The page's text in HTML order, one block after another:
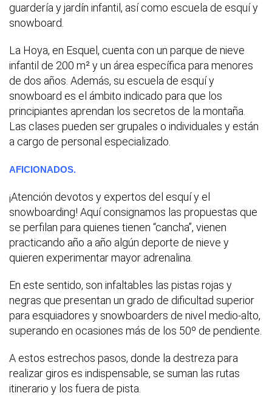
guardería y jardín infantil, así como escuela de esquí y
snowboard.
La Hoya, en Esquel, cuenta con un parque de nieve
infantil de 200 m² y un área específica para menores
de dos años. Además, su escuela de esquí y
snowboard es el ámbito indicado para que los
principiantes aprendan los secretos de la montaña.
Las clases pueden ser grupales o individuales y están
a cargo de personal especializado.
AFICIONADOS.
¡Atención devotos y expertos del esquí y el
snowboarding! Aquí consignamos las propuestas que
se perfilan para quienes tienen “cancha”, vienen
practicando año a año algún deporte de nieve y
quieren experimentar mayor adrenalina.
En este sentido, son infaltables las pistas rojas y
negras que presentan un grado de dificultad superior
para esquiadores y snowboarders de nivel medio-alto,
superando en ocasiones más de los 50º de pendiente.
A estos estrechos pasos, donde la destreza para
realizar giros es indispensable, se suman las rutas
itinerario y los fuera de pista.